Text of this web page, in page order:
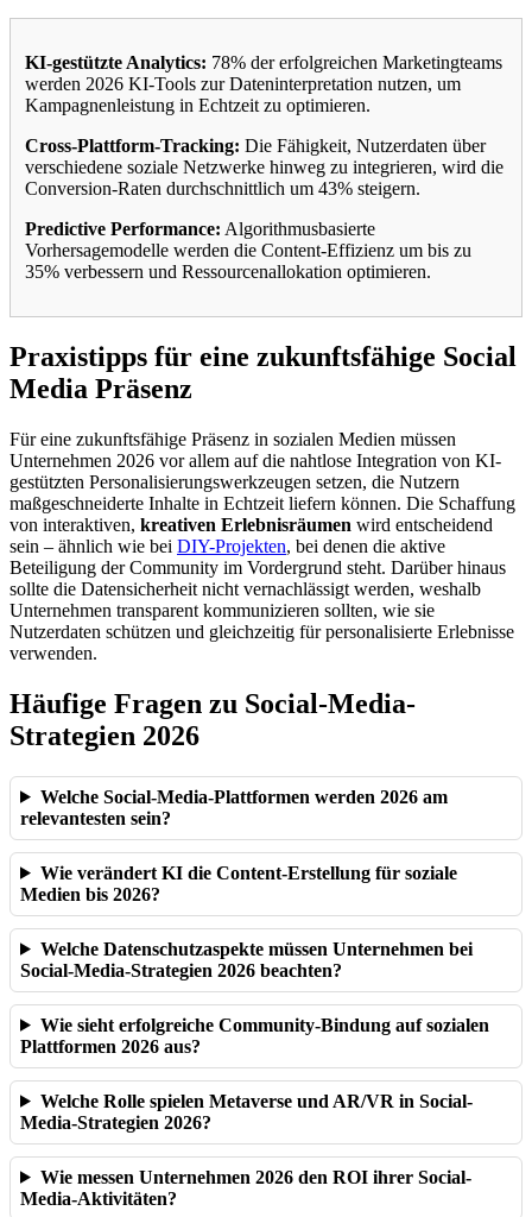
KI-gestützte Analytics: 78% der erfolgreichen Marketingteams
werden 2026 KI-Tools zur Dateninterpretation nutzen, um
Kampagnenleistung in Echtzeit zu optimieren.
Cross-Plattform-Tracking: Die Fähigkeit, Nutzerdaten über
verschiedene soziale Netzwerke hinweg zu integrieren, wird die
Conversion-Raten durchschnittlich um 43% steigern.
Predictive Performance: Algorithmusbasierte
Vorhersagemodelle werden die Content-Effizienz um bis zu
35% verbessern und Ressourcenallokation optimieren.
Praxistipps für eine zukunftsfähige Social
Media Präsenz
Für eine zukunftsfähige Präsenz in sozialen Medien müssen
Unternehmen 2026 vor allem auf die nahtlose Integration von KI-
gestützten Personalisierungswerkzeugen setzen, die Nutzern
maßgeschneiderte Inhalte in Echtzeit liefern können. Die Schaffung
von interaktiven, kreativen Erlebnisräumen wird entscheidend
sein – ähnlich wie bei DIY-Projekten, bei denen die aktive
Beteiligung der Community im Vordergrund steht. Darüber hinaus
sollte die Datensicherheit nicht vernachlässigt werden, weshalb
Unternehmen transparent kommunizieren sollten, wie sie
Nutzerdaten schützen und gleichzeitig für personalisierte Erlebnisse
verwenden.
Häufige Fragen zu Social-Media-
Strategien 2026
Welche Social-Media-Plattformen werden 2026 am
relevantesten sein?
Wie verändert KI die Content-Erstellung für soziale
Medien bis 2026?
Welche Datenschutzaspekte müssen Unternehmen bei
Social-Media-Strategien 2026 beachten?
Wie sieht erfolgreiche Community-Bindung auf sozialen
Plattformen 2026 aus?
Welche Rolle spielen Metaverse und AR/VR in Social-
Media-Strategien 2026?
Wie messen Unternehmen 2026 den ROI ihrer Social-
Media-Aktivitäten?